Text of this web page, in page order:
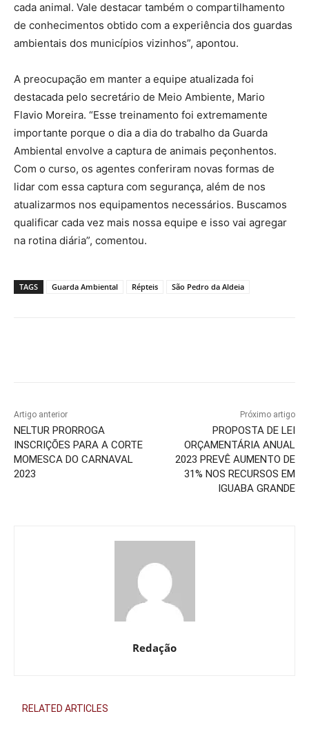
cada animal. Vale destacar também o compartilhamento
de conhecimentos obtido com a experiência dos guardas
ambientais dos municípios vizinhos”, apontou.
A preocupação em manter a equipe atualizada foi
destacada pelo secretário de Meio Ambiente, Mario
Flavio Moreira. “Esse treinamento foi extremamente
importante porque o dia a dia do trabalho da Guarda
Ambiental envolve a captura de animais peçonhentos.
Com o curso, os agentes conferiram novas formas de
lidar com essa captura com segurança, além de nos
atualizarmos nos equipamentos necessários. Buscamos
qualificar cada vez mais nossa equipe e isso vai agregar
na rotina diária”, comentou.
TAGS Guarda Ambiental Répteis São Pedro da Aldeia
Artigo anterior
NELTUR PRORROGA
INSCRIÇÕES PARA A CORTE
MOMESCA DO CARNAVAL
2023
Próximo artigo
PROPOSTA DE LEI
ORÇAMENTÁRIA ANUAL
2023 PREVÊ AUMENTO DE
31% NOS RECURSOS EM
IGUABA GRANDE
Redação
RELATED ARTICLES